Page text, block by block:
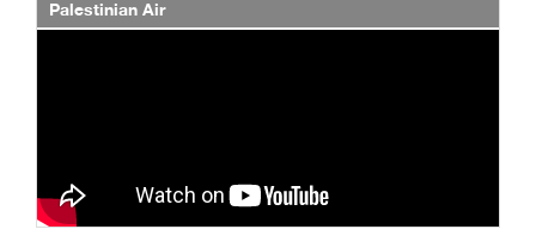
Palestinian Air